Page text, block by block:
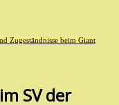
Zugeständnisse beim Giant
SV der